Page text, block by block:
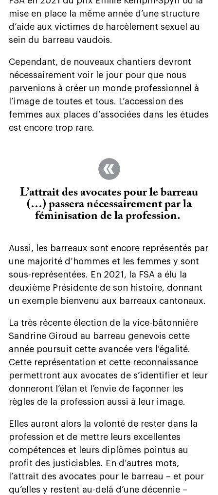
mise en place la même année d’une structure
d’aide aux victimes de harcèlement sexuel au
sein du barreau vaudois.
Cependant, de nouveaux chantiers devront
nécessairement voir le jour pour que nous
parvenions à créer un monde professionnel à
l’image de toutes et tous. L’accession des
femmes aux places d’associées dans les études
est encore trop rare.
L’attrait des avocates pour le barreau
(…) passera nécessairement par la
féminisation de la profession.
Aussi, les barreaux sont encore représentés par
une majorité d’hommes et les femmes y sont
sous-représentées. En 2021, la FSA a élu la
deuxième Présidente de son histoire, donnant
un exemple bienvenu aux barreaux cantonaux.
La très récente élection de la vice-bâtonnière
Sandrine Giroud au barreau genevois cette
année poursuit cette avancée vers l’égalité.
Cette représentation et cette reconnaissance
permettront aux avocates de s’identifier et leur
donneront l’élan et l’envie de façonner les
règles de la profession aussi à leur image.
Elles auront alors la volonté de rester dans la
profession et de mettre leurs excellentes
compétences et leurs diplômes pointus au
profit des justiciables. En d’autres mots,
l’attrait des avocates pour le barreau – et pour
qu’elles y restent au-delà d’une décennie –